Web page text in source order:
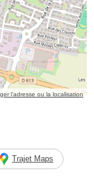
l’adresse ou la localisation
Trajet Maps